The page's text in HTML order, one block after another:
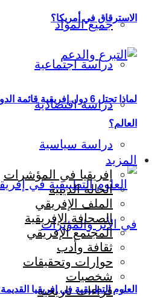
جميع المواد
دراسة اجتماعية
دراسة اقتصادية
دراسة سياسية
العلوم التطبيقية في إفريقيا
الاسترقاق في أمريكا؟
لماذا تحتل 6 دول إفريقية
العالم؟
المزيد
إفريقيا في المؤشرات
الحالة الدينية
الملف الإفريقي
الصحافة الإفريقية
المجتمع الإفريقي
ثقافة وأدب
حوارات وتحقيقات
شخصيات
قراءات تاريخية